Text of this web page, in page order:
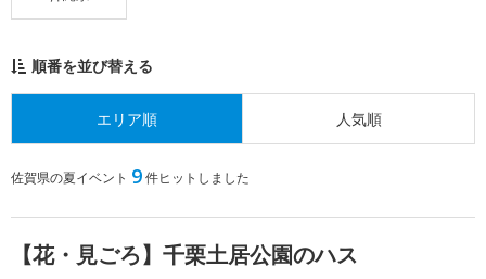
順番を並び替える
エリア順 人気順
佐賀県の夏イベント 9件ヒットしました
【花・見ごろ】千栗土居公園のハス